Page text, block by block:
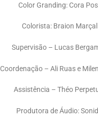
Color Granding: Cora
Colorista: Braion Marçal
Supervisão – Lucas
Coordenação – Ali Ruas e
Assistência – Théo
Produtora de Áudio: